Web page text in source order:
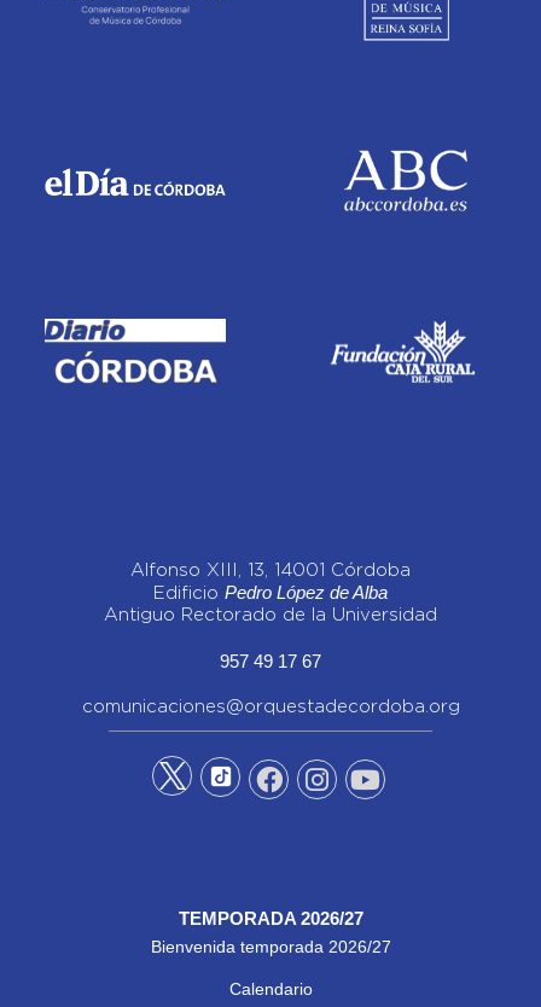
Alfonso XIII, 13, 14001 Córdoba
Edificio Pedro López de Alba
Antiguo Rectorado de la Universidad
957 49 17 67
comunicaciones@orquestadecordoba.org
TEMPORADA 2026/27
Bienvenida temporada 2026/27
Calendario